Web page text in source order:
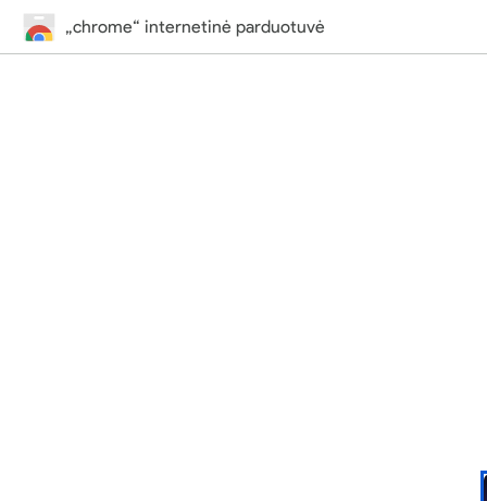
„chrome“ internetinė parduotuvė